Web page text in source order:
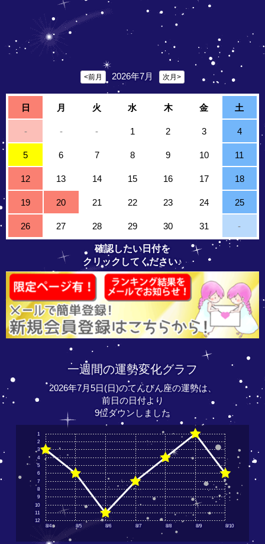
<前月 2026年7月 次月>
日 月 火 水 木 金 土
- - - 1 2 3 4
5 6 7 8 9 10 11
12 13 14 15 16 17 18
19 20 21 22 23 24 25
26 27 28 29 30 31 -
確認したい日付を
クリックしてください♪
一週間の運勢変化グラフ
2026年7月5日(日)のてんびん座の運勢は、
前日の日付より
9位ダウンしました
8/4 8/5 8/6 8/7 8/8 8/9 8/10
12
11
10
9
8
7
6
5
4
3
2
1